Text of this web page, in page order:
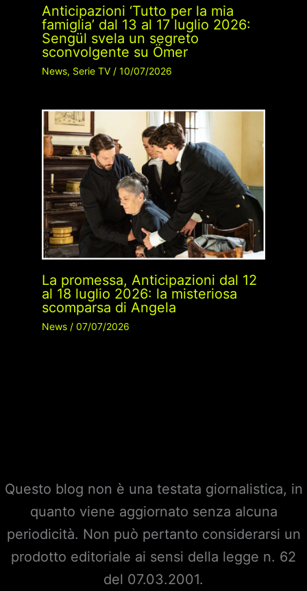
Anticipazioni ‘Tutto per la mia
famiglia’ dal 13 al 17 luglio 2026:
Sengül svela un segreto
sconvolgente su Ömer
News, Serie TV/ 10/07/2026
La promessa, Anticipazioni dal 12
al 18 luglio 2026: la misteriosa
scomparsa di Angela
News/ 07/07/2026
Questo blog non è una testata giornalistica, in
quanto viene aggiornato senza alcuna
periodicità. Non può pertanto considerarsi un
prodotto editoriale ai sensi della legge n. 62
del 07.03.2001.